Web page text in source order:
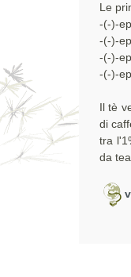
Le
-(-)-
-(-)-
-(-)-
-(-)-
Il tè
di
tra
da